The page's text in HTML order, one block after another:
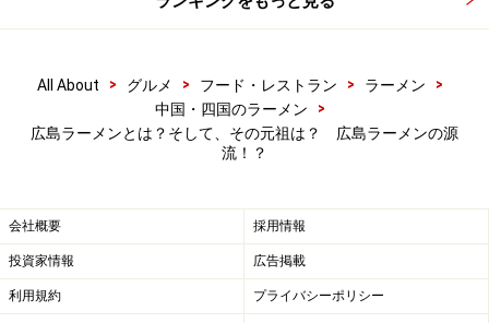
All About > グルメ > フード・レストラン > ラーメン
>
中国・四国のラーメン
>
広島ラーメンとは？そして、その元祖は？ 広島ラーメンの源
流！？
会社概要 採用情報
投資家情報 広告掲載
利用規約 プライバシーポリシー